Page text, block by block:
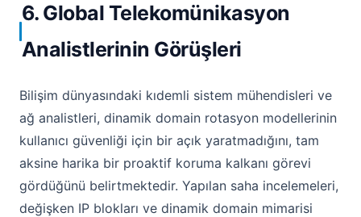
6. Global Telekomünikasyon
Analistlerinin Görüşleri
Bilişim dünyasındaki kıdemli sistem mühendisleri ve
ağ analistleri, dinamik domain rotasyon modellerinin
kullanıcı güvenliği için bir açık yaratmadığını, tam
aksine harika bir proaktif koruma kalkanı görevi
gördüğünü belirtmektedir. Yapılan saha incelemeleri,
değişken IP blokları ve dinamik domain mimarisi